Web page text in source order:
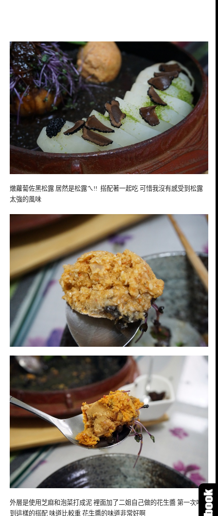
燉蘿蔔佐黑松露 居然是松露ㄟ!! 搭配著一起吃 可惜我沒有感受到松露
太強的風味
外層是使用芝麻和泡菜打成泥 裡面加了二姐自己做的花生醬 第一次吃
到這樣的搭配 味道比較重 花生醬的味道非常好啊